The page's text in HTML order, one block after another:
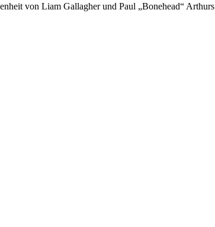
von Liam Gallagher und Paul „Bonehead“ Arthurs